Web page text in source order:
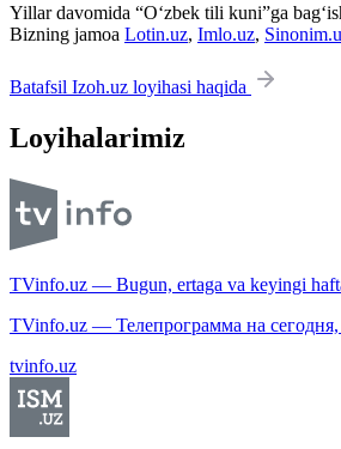
Yillar davomida “O‘zbek tili kuni”ga
Bizning jamoa Lotin.uz, Imlo.uz,
Batafsil Izoh.uz loyihasi haqida
Loyihalarimiz
TVinfo.uz — Bugun, ertaga va keyingi
TVinfo.uz — Телепрограмма на
tvinfo.uz